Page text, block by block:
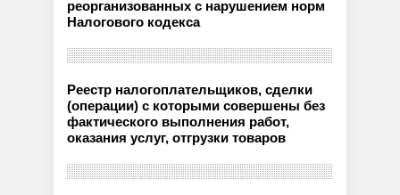
реорганизованных с нарушением норм
Налогового кодекса
Реестр налогоплательщиков, сделки
(операции) с которыми совершены без
фактического выполнения работ,
оказания услуг, отгрузки товаров